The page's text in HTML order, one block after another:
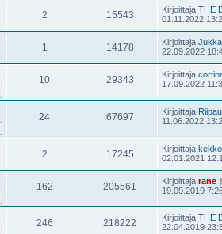
2 15543 Kirjoittaja THE
01.11.2022
1 14178 Kirjoittaja
22.09.2022
10 29343 Kirjoittaja
17.09.2022
24 67697 Kirjoittaja
11.06.2022
2 17245 Kirjoittaja kekko
02.01.2021
162 205561 Kirjoittaja rane
19.09.2019
246 218222 Kirjoittaja THE
22.04.2019